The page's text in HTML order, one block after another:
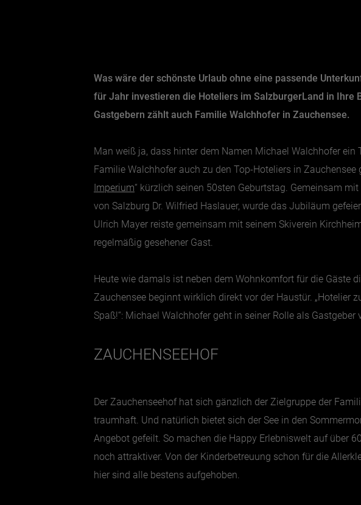
Was wäre der schönste Urlaub ohne eine passende
für Jahr investieren die Hoteliers im SalzburgerLand in Ihre
Gastgebern zählt auch Familie Walchhofer in Zauchensee.
Man weiß ja, dass hinter dem Namen Michael Walchhofer ein
Familie Walchhofer auch zu den Top-Hoteliers in
Imperium“ kürzlich seinen 50sten Geburtstag. Gemeinsam
von Salzburg Dr. Wilfried Haslauer, wurde das Jubiläum
Ulrich Mayer reiste gemeinsam mit seinem Skiverein
regelmäßig gesehener Gast.
Heute wie damals ist neben dem Wohnkomfort für die Gäste
Zauchensee beginnt wirklich direkt vor der Haustür. „Hotelier
Spaß!“: Michael Walchhofer geht in seiner Rolle als
ZAUCHENSEEHOF
Der Zauchenseehof hat sich gänzlich der Zielgruppe der
traumhaft. Und natürlich bietet sich der See in den
Angebot gefeilt. So machen die Happy Erlebniswelt auf über
noch attraktiver. Von der Kinderbetreuung schon für die
hier sind alle bestens aufgehoben.